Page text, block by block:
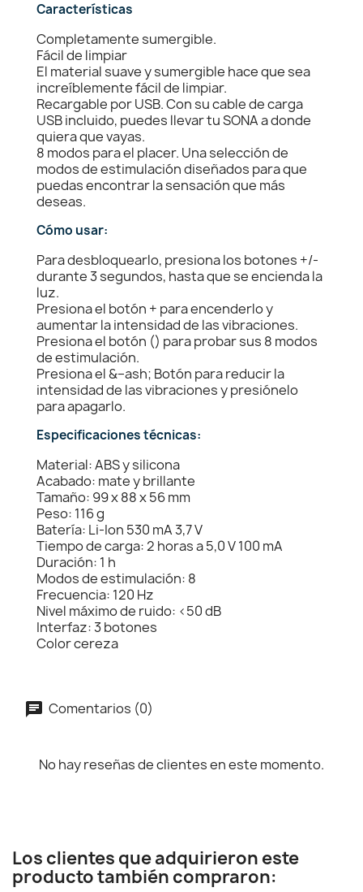
Características
Completamente sumergible.
Fácil de limpiar
El material suave y sumergible hace que sea
increíblemente fácil de limpiar.
Recargable por USB. Con su cable de carga
USB incluido, puedes llevar tu SONA a donde
quiera que vayas.
8 modos para el placer. Una selección de
modos de estimulación diseñados para que
puedas encontrar la sensación que más
deseas.
Cómo usar:
Para desbloquearlo, presiona los botones +/-
durante 3 segundos, hasta que se encienda la
luz.
Presiona el botón + para encenderlo y
aumentar la intensidad de las vibraciones.
Presiona el botón () para probar sus 8 modos
de estimulación.
Presiona el &–ash; Botón para reducir la
intensidad de las vibraciones y presiónelo
para apagarlo.
Especificaciones técnicas:
Material: ABS y silicona
Acabado: mate y brillante
Tamaño: 99 x 88 x 56 mm
Peso: 116 g
Batería: Li-Ion 530 mA 3,7 V
Tiempo de carga: 2 horas a 5,0 V 100 mA
Duración: 1 h
Modos de estimulación: 8
Frecuencia: 120 Hz
Nivel máximo de ruido: <50 dB
Interfaz: 3 botones
Color cereza
Comentarios (0)
No hay reseñas de clientes en este momento.
Los clientes que adquirieron este
producto también compraron: